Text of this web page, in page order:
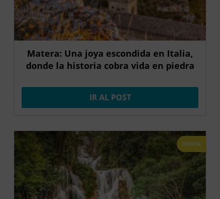
Matera: Una joya escondida en Italia,
donde la historia cobra vida en piedra
IR AL POST
OFERTA